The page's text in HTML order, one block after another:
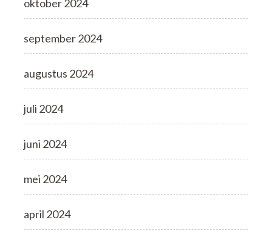
oktober 2024
september 2024
augustus 2024
juli 2024
juni 2024
mei 2024
april 2024